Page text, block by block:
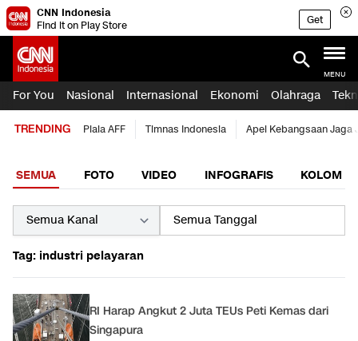
CNN Indonesia
Find it on Play Store
Get
MENU
For You Nasional Internasional Ekonomi Olahraga
TRENDING Piala AFF Timnas Indonesia Apel Kebangsaan Jaga
SEMUA FOTO VIDEO INFOGRAFIS KOLOM
Tag: industri pelayaran
RI Harap Angkut 2 Juta TEUs Peti Kemas dari
Singapura